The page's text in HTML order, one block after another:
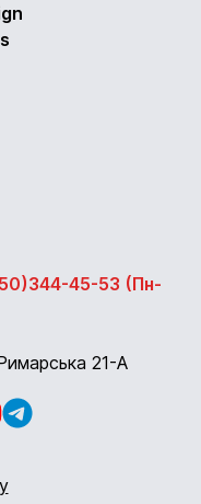
45-53 (Пн-
21-А
Telegram